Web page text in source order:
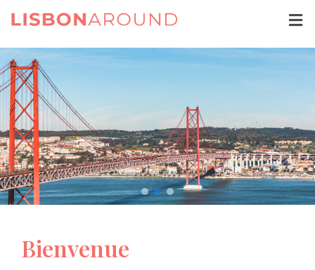
Bienvenue